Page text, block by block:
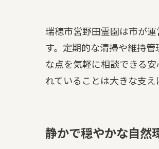
瑞穂市営野田霊園は市が
す。定期的な清掃や維持
な点を気軽に相談できる
れていることは大きな支え
静かで穏やかな自然